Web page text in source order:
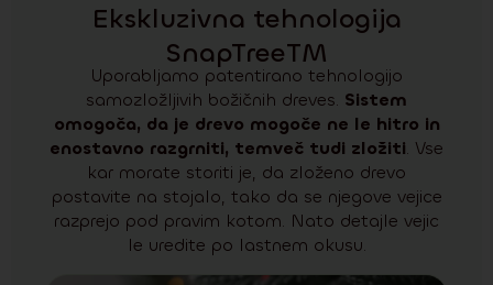
Ekskluzivna tehnologija
SnapTreeTM
Uporabljamo patentirano tehnologijo
samozložljivih božičnih dreves. Sistem
omogoča, da je drevo mogoče ne le hitro in
enostavno razgrniti, temveč tudi zložiti. Vse
kar morate storiti je, da zloženo drevo
postavite na stojalo, tako da se njegove vejice
razprejo pod pravim kotom. Nato detajle vejic
le uredite po lastnem okusu.